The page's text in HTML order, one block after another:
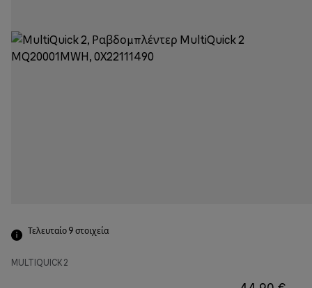
Τελευταίο 9 στοιχεία
MULTIQUICK 2